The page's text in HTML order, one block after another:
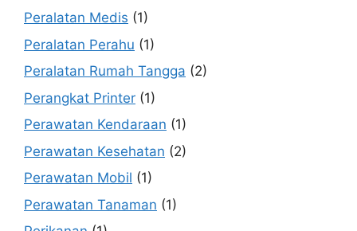
Peralatan Medis (1)
Peralatan Perahu (1)
Peralatan Rumah Tangga (2)
Perangkat Printer (1)
Perawatan Kendaraan (1)
Perawatan Kesehatan (2)
Perawatan Mobil (1)
Perawatan Tanaman (1)